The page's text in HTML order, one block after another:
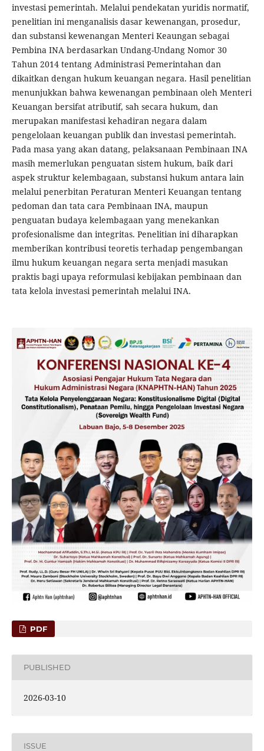
investasi pemerintah. Melalui pendekatan yuridis normatif,
penelitian ini menganalisis dasar kewenangan, prosedur,
dan substansi kewenangan Menteri Keaungan sebagai
Pembina INA berdasarkan Undang-Undang Nomor 30
Tahun 2014 tentang Administrasi Pemerintahan dan
dikaitkan dengan hukum keuangan negara. Hasil penelitian
menunjukkan bahwa kewenangan pembinaan oleh Menteri
Keuangan bersifat atributif, sah secara hukum, dan
merupakan manifestasi kehadiran negara dalam
pengelolaan keuangan publik dan investasi pemerintah.
Pada masa yang akan datang, pelaksanaan Pembinaan INA
masih memerlukan penguatan sistem hukum, baik dari
aspek struktur kelembagaan, substansi hukum antara lain
melalui penerbitan Peraturan Menteri Keuangan tentang
pedoman dan tata cara Pembinaan INA, maupun
penguatan budaya kelembagaan yang menekankan
profesionalisme dan integritas. Penelitian ini diharapkan
memberikan kontribusi teoretis terhadap pengembangan
ilmu hukum keuangan negara serta menjadi masukan
praktis bagi upaya reformulasi kebijakan pembinaan dan
tata kelola investasi pemerintah melalui INA.
PDF
PUBLISHED
2026-03-10
ISSUE